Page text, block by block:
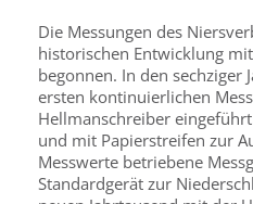
Die Messungen des
historischen Entwicklung
begonnen. In den sechziger
ersten kontinuierlichen
Hellmanschreiber
und mit Papierstreifen zur
Messwerte betriebene
Standardgerät zur